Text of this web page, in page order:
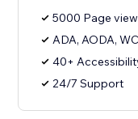
5000 Page
ADA, AODA,
40+
24/7 Support